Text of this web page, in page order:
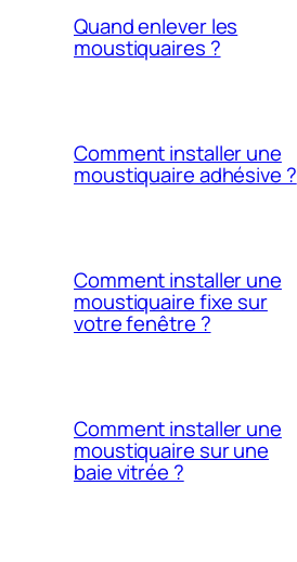
Quand enlever les
moustiquaires ?
Comment installer une
moustiquaire adhésive ?
Comment installer une
moustiquaire fixe sur
votre fenêtre ?
Comment installer une
moustiquaire sur une
baie vitrée ?